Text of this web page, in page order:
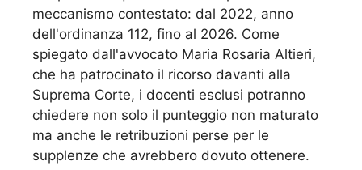
meccanismo contestato: dal 2022, anno
dell'ordinanza 112, fino al 2026. Come
spiegato dall'avvocato Maria Rosaria Altieri,
che ha patrocinato il ricorso davanti alla
Suprema Corte, i docenti esclusi potranno
chiedere non solo il punteggio non maturato
ma anche le retribuzioni perse per le
supplenze che avrebbero dovuto ottenere.